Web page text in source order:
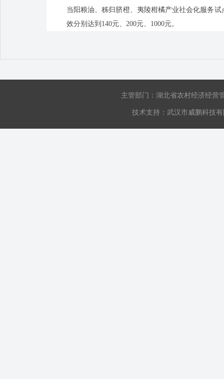
当阳粮油、秭归脐橙、夷陵柑橘产业社会化服务
效分别达到140元、200元、1000元。
主管部门：湖北省农村经济经营
技术支持：武汉市威鹏科技